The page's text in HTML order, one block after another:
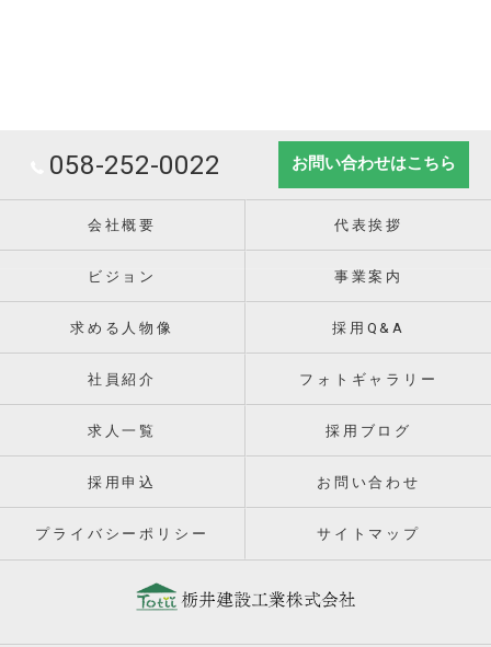
058-252-0022 お問い合わせはこちら
会社概要 代表挨拶
ビジョン 事業案内
求める人物像 採用Q&A
社員紹介 フォトギャラリー
求人一覧 採用ブログ
採用申込 お問い合わせ
プライバシーポリシー サイトマップ